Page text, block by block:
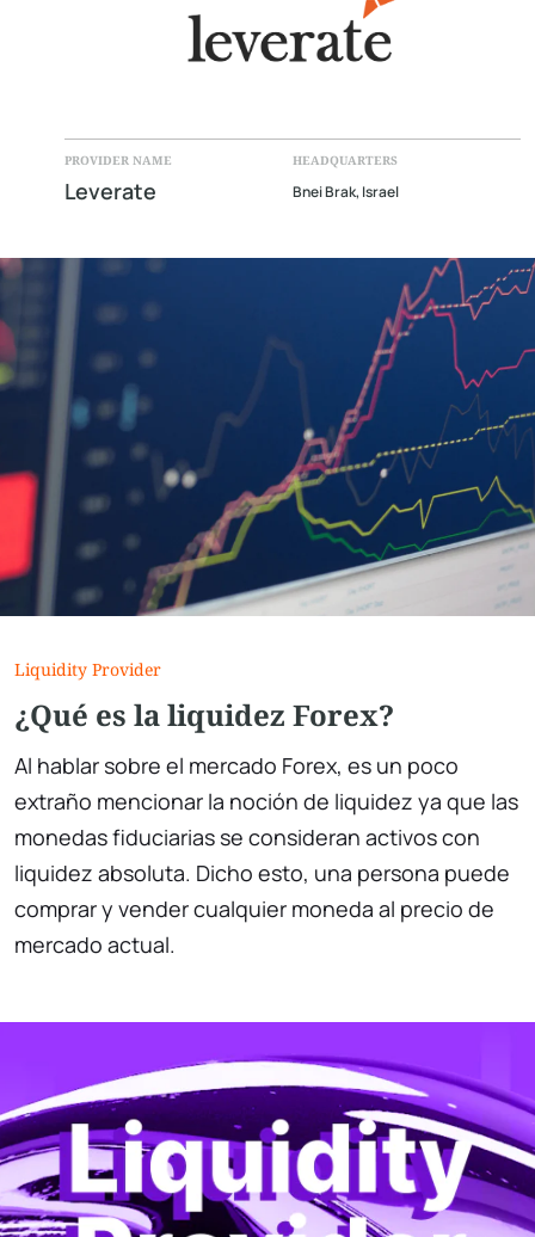
PROVIDER NAME
Leverate
HEADQUARTERS
Bnei Brak, Israel
Liquidity Provider
¿Qué es la liquidez Forex?
Al hablar sobre el mercado Forex, es un poco
extraño mencionar la noción de liquidez ya que las
monedas fiduciarias se consideran activos con
liquidez absoluta. Dicho esto, una persona puede
comprar y vender cualquier moneda al precio de
mercado actual.